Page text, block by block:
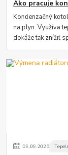
Ako pracuje
Kondenzačný
na plyn. Využíva
dokáže tak znížiť
09.09.2025